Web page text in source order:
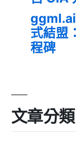
式結盟
程碑
文章分類